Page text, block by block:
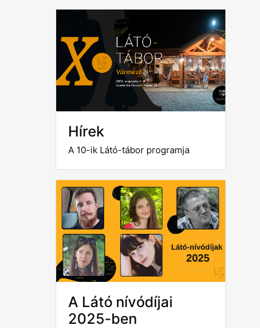
Hírek
A 10-ik Látó-tábor programja
A Látó nívódíjai
2025-ben